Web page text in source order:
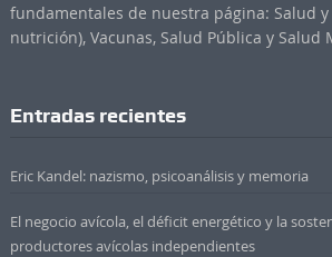
fundamentales de nuestra página: Salud
nutrición), Vacunas, Salud Pública y Salud
Entradas recientes
Eric Kandel: nazismo, psicoanálisis y memoria
El negocio avícola, el déficit energético y la
productores avícolas independientes